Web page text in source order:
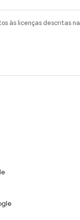
às licenças descritas na